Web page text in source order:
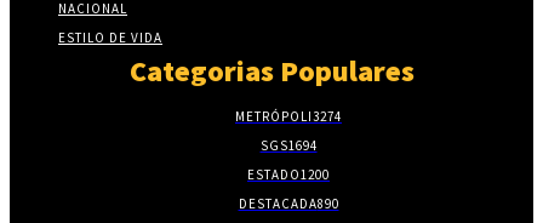
NACIONAL
ESTILO DE VIDA
Categorias Populares
METRÓPOLI3274
SGS1694
ESTADO1200
DESTACADA890